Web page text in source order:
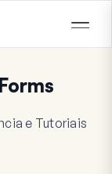
e Tutoriais